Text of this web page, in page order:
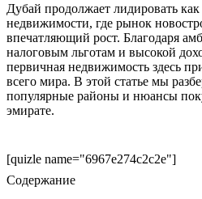
Дубай продолжает лидировать
недвижимости, где рынок
впечатляющий рост. Благодаря
налоговым льготам и высокой
первичная недвижимость здесь
всего мира. В этой статье мы
популярные районы и нюансы
эмирате.
[quizle name="6967e274c2c2e"]
Содержание